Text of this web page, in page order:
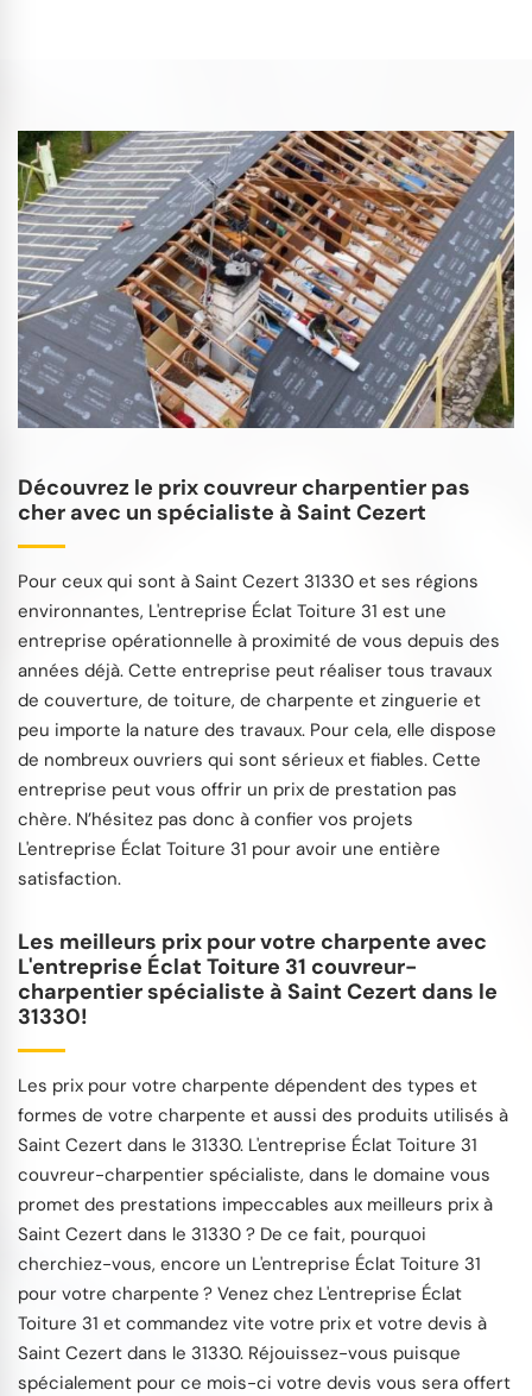
Découvrez le prix couvreur charpentier pas
cher avec un spécialiste à Saint Cezert
Pour ceux qui sont à Saint Cezert 31330 et ses régions
environnantes, L'entreprise Éclat Toiture 31 est une
entreprise opérationnelle à proximité de vous depuis des
années déjà. Cette entreprise peut réaliser tous travaux
de couverture, de toiture, de charpente et zinguerie et
peu importe la nature des travaux. Pour cela, elle dispose
de nombreux ouvriers qui sont sérieux et fiables. Cette
entreprise peut vous offrir un prix de prestation pas
chère. N’hésitez pas donc à confier vos projets
L'entreprise Éclat Toiture 31 pour avoir une entière
satisfaction.
Les meilleurs prix pour votre charpente avec
L'entreprise Éclat Toiture 31 couvreur-
charpentier spécialiste à Saint Cezert dans le
31330!
Les prix pour votre charpente dépendent des types et
formes de votre charpente et aussi des produits utilisés à
Saint Cezert dans le 31330. L'entreprise Éclat Toiture 31
couvreur-charpentier spécialiste, dans le domaine vous
promet des prestations impeccables aux meilleurs prix à
Saint Cezert dans le 31330 ? De ce fait, pourquoi
cherchiez-vous, encore un L'entreprise Éclat Toiture 31
pour votre charpente ? Venez chez L'entreprise Éclat
Toiture 31 et commandez vite votre prix et votre devis à
Saint Cezert dans le 31330. Réjouissez-vous puisque
spécialement pour ce mois-ci votre devis vous sera offert